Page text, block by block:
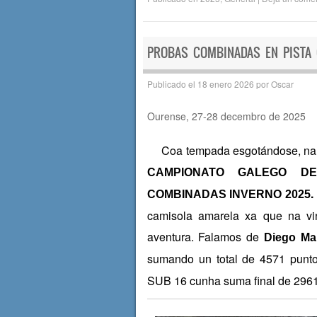
c
b
o
k
tt at
A
p
m
ar
tir
PROBAS COMBINADAS EN PISTA
Publicado el 18 enero 2026 porOscar
Ourense, 27-28 decembro de 2025
Coa tempada esgotándose,
CAMPIONATO GALEGO
COMBINADAS INVERNO 2025.
camisola amarela xa que na
aventura. Falamos de Diego
sumando un total de 4571
SUB 16 cunha suma final de